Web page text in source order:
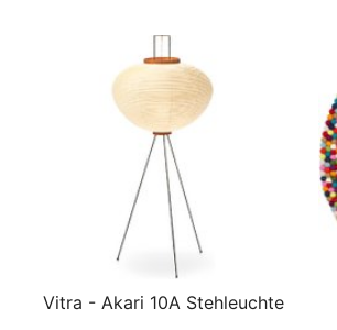
Vitra - Akari 10A Stehleuchte